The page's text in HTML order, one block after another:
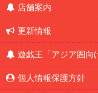
店舗案内
更新情報
遊戯王「アジア圏向
個人情報保護方針